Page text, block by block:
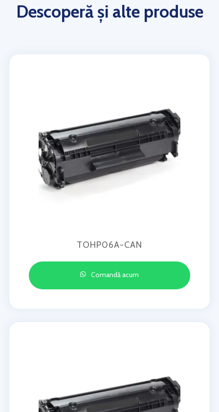
Descoperă și alte produse
TOHP06A-CAN
Comandă acum